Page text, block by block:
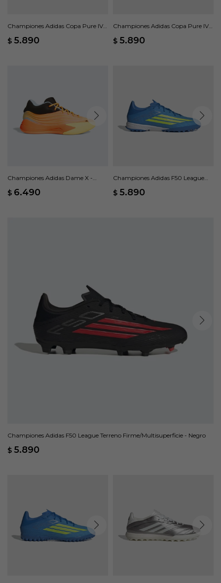
Championes Adidas Copa Pure IV
$ 5.890
Championes Adidas Copa Pure IV
$ 5.890
Championes Adidas Dame X -
$ 6.490
Championes Adidas F50 League
$ 5.890
Championes Adidas F50 League Terreno Firme/Multisuperficie - Negro
$ 5.890